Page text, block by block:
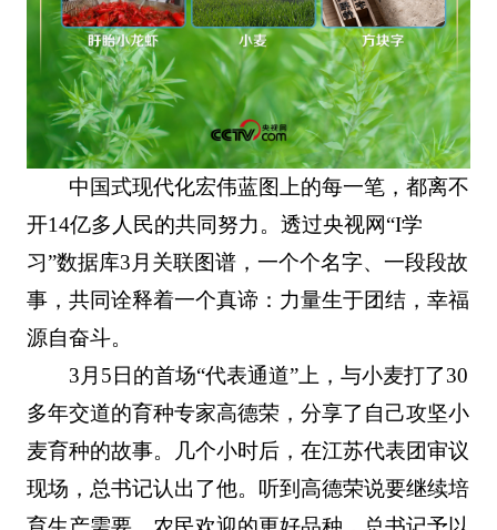
中国式现代化宏伟蓝图上的每一笔，都离不
开14亿多人民的共同努力。透过央视网“I学
习”数据库3月关联图谱，一个个名字、一段段故
事，共同诠释着一个真谛：力量生于团结，幸福
源自奋斗。
3月5日的首场“代表通道”上，与小麦打了30
多年交道的育种专家高德荣，分享了自己攻坚小
麦育种的故事。几个小时后，在江苏代表团审议
现场，总书记认出了他。听到高德荣说要继续培